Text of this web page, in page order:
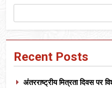
Recent Posts
अंतरराष्ट्रीय मित्रता दिवस पर